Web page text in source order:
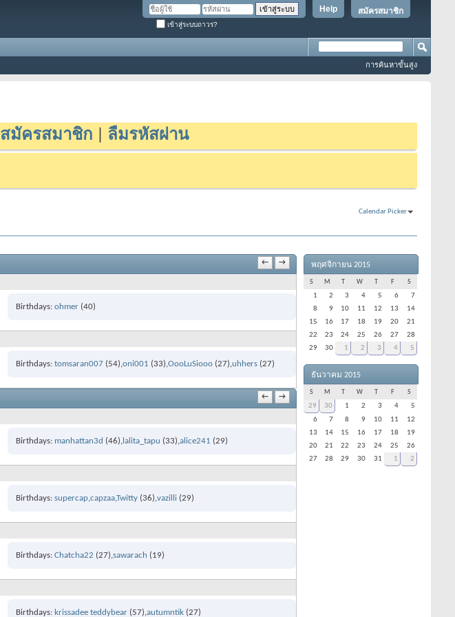
สมัครสมาชิก
Help
เข้าสู่ระบบถาวร?
การค้นหาขั้นสูง
สมัครสมาชิก ลืมรหัสผ่าน
Calendar Picker
← →
Birthdays ohmer (40)
Birthdays tomsaran007 (54) oni001 (33) OooLuSiooo (27) uhhers (27)
← →
Birthdays manhattan3d (46) lalita_tapu (33) alice241 (29)
Birthdays supercap capzaaTwitty (36) vazilli (29)
Birthdays Chatcha22 (27) sawarach (19)
Birthdays krissadee teddybear (57) autumntik (27)
พฤศจิกายน 2015
S M W F S
1 2 3 4 5 6
7
8
9 10 11 12 13
14
15
16 17 18 19 20
21
22
23 24 25 26 27
28
29
30 1 2 3 4 5
ธันวาคม 2015
S M W F S
29 30 1 2 3 4
5
6
7 8 9 10 11
12
13
14 15 16 17 18
19
20
21 22 23 24 25
26
27
28 29 30 31 1 2